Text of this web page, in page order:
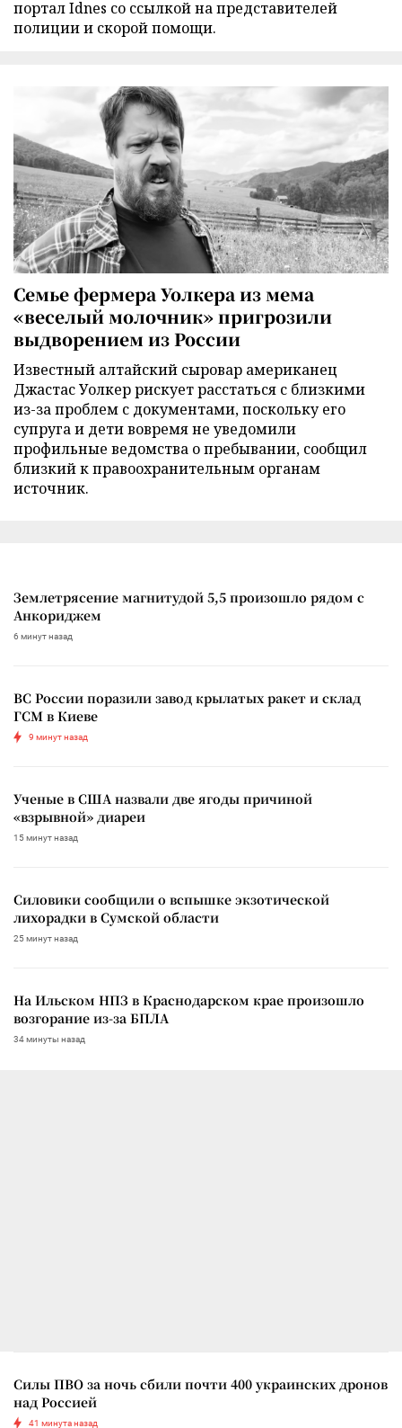
портал Idnes со ссылкой на представителей
полиции и скорой помощи.
Семье фермера Уолкера из мема
«веселый молочник» пригрозили
выдворением из России
Известный алтайский сыровар американец
Джастас Уолкер рискует расстаться с близкими
из-за проблем с документами, поскольку его
супруга и дети вовремя не уведомили
профильные ведомства о пребывании, сообщил
близкий к правоохранительным органам
источник.
Землетрясение магнитудой 5,5 произошло рядом с
Анкориджем
6 минут назад
ВС России поразили завод крылатых ракет и склад
ГСМ в Киеве
9 минут назад
Ученые в США назвали две ягоды причиной
«взрывной» диареи
15 минут назад
Силовики сообщили о вспышке экзотической
лихорадки в Сумской области
25 минут назад
На Ильском НПЗ в Краснодарском крае произошло
возгорание из-за БПЛА
34 минуты назад
Силы ПВО за ночь сбили почти 400 украинских дронов
над Россией
41 минута назад